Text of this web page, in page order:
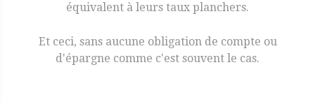
équivalent à leurs taux planchers.
Et ceci, sans aucune obligation de compte ou
d'épargne comme c'est souvent le cas.